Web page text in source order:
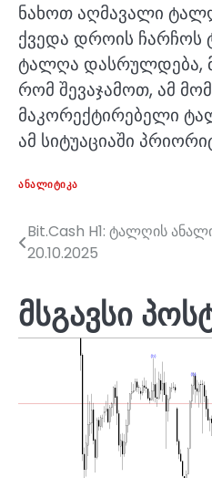
ნახოთ აღმავალი
ქვედა დროის ჩარჩოს
ტალღა დასრულდება,
რომ შევაჯამოთ, ამ
მაკორექტირებელი
ამ სიტუაციაში
ᲐᲜᲐᲚᲘᲢᲘᲙᲐ
პოსტის
Bit.Cash H1: ტალღის
20.10.2025
მსგავსი